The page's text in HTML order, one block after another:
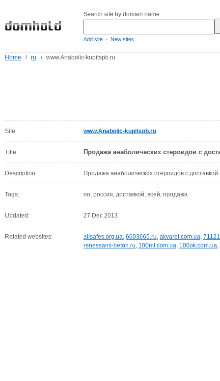
Search site by domain name:
Add site - New sites
Home / ru / www.Anabolic-kupitspb.ru
Site: www.Anabolic-kupitspb.ru
Title: Продажа анаболических стероидов с
Description: Продажа анаболических стероидов с доставкой
Tags: по, россии, доставкой, всей, продажа
Updated: 27 Dec 2013
Related websites: allsafes.org.ua, 6603665.ru, akvarel.com.ua,
renessans-beton.ru, 100ml.com.ua, 100ok.com.ua,